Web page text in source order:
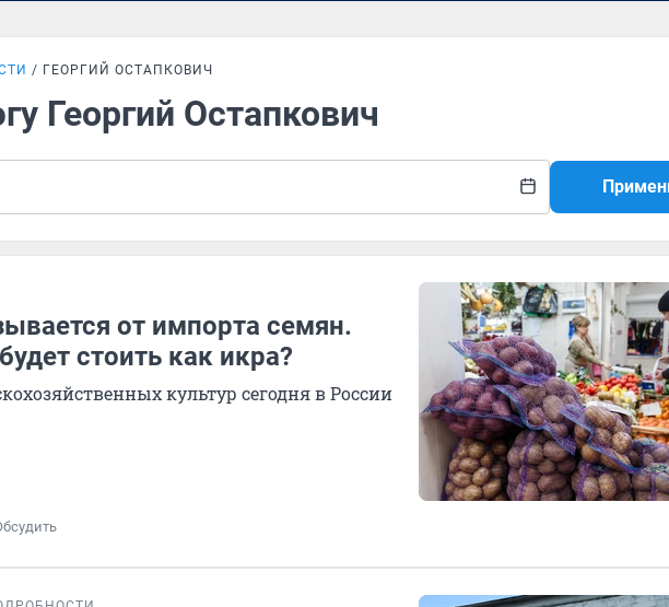
ГЕОРГИЙ ОСТАПКОВИЧ
Георгий Остапкович
от импорта семян.
стоить как икра?
культур сегодня в России